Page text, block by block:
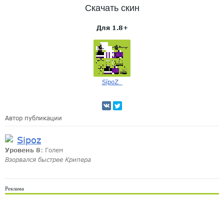
Скачать скин
Для 1.8+
SipoZ_
Автор публикации
Sipoz
Уровень 8 : Голем
Взорвался быстрее Крипера
Реклама